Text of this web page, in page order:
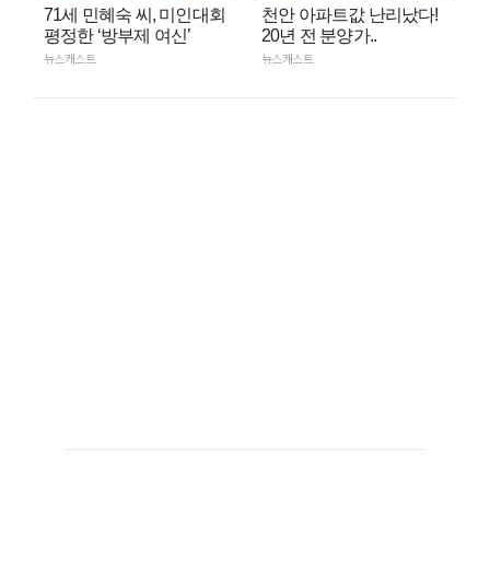
71세 민혜숙 씨, 미인대회
평정한 ‘방부제 여신’
뉴스캐스트
천안 아파트값 난리났다!
20년 전 분양가..
뉴스캐스트